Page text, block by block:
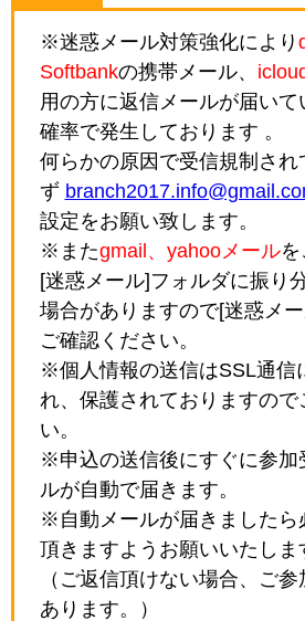
※迷惑メール対策強化により
Softbankの携帯メール、
用の方に返信メールが届いて
確率で発生しております 。
何らかの原因で受信規制され
ず
設定をお願い致します。
※またgmail、yahooメールを
[迷惑メール]フォルダに振り
場合がありますので[迷惑メ
ご確認ください。
※個人情報の送信はSSL通信
れ、保護されておりますので
い。
※申込の送信後にすぐに参加
ルが自動で届きます。
※自動メールが届きましたら
頂きますようお願いいたしま
（ご返信頂けない場合、ご
あります。）